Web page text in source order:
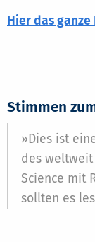
Hier das
Stimmen
»Dies ist
des
Science mit
sollten es